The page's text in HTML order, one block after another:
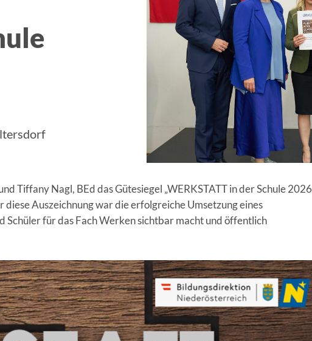
Tiffany Nagl, BEd das Gütesiegel „WERKSTATT in der Schule 2026
diese Auszeichnung war die erfolgreiche Umsetzung eines
für das Fach Werken sichtbar macht und öffentlich